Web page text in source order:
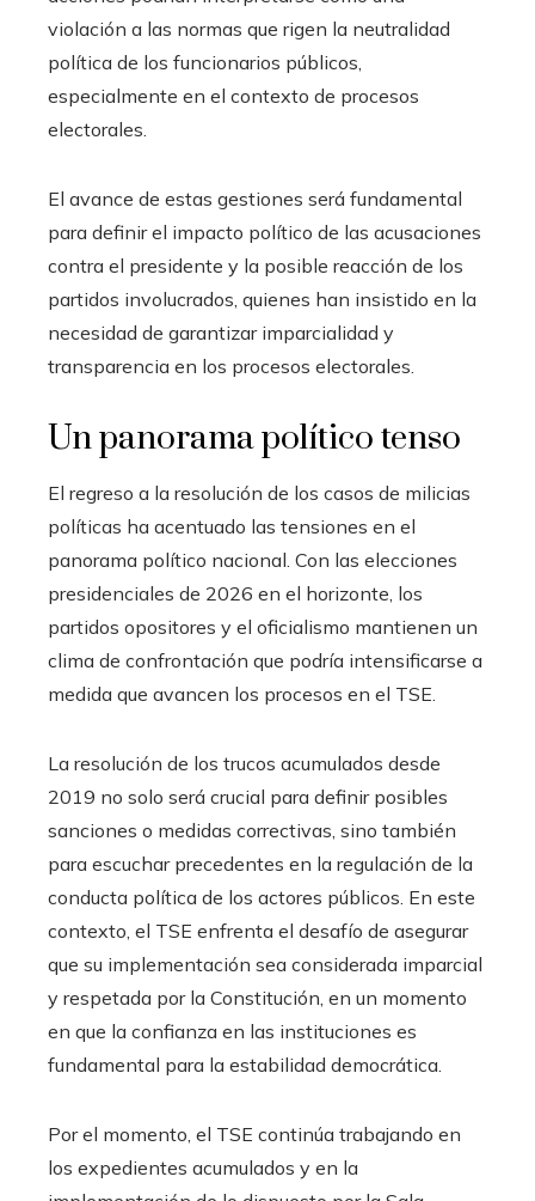
violación a las normas que rigen la neutralidad
política de los funcionarios públicos,
especialmente en el contexto de procesos
electorales.
El avance de estas gestiones será fundamental
para definir el impacto político de las acusaciones
contra el presidente y la posible reacción de los
partidos involucrados, quienes han insistido en la
necesidad de garantizar imparcialidad y
transparencia en los procesos electorales.
Un panorama político tenso
El regreso a la resolución de los casos de milicias
políticas ha acentuado las tensiones en el
panorama político nacional. Con las elecciones
presidenciales de 2026 en el horizonte, los
partidos opositores y el oficialismo mantienen un
clima de confrontación que podría intensificarse a
medida que avancen los procesos en el TSE.
La resolución de los trucos acumulados desde
2019 no solo será crucial para definir posibles
sanciones o medidas correctivas, sino también
para escuchar precedentes en la regulación de la
conducta política de los actores públicos. En este
contexto, el TSE enfrenta el desafío de asegurar
que su implementación sea considerada imparcial
y respetada por la Constitución, en un momento
en que la confianza en las instituciones es
fundamental para la estabilidad democrática.
Por el momento, el TSE continúa trabajando en
los expedientes acumulados y en la